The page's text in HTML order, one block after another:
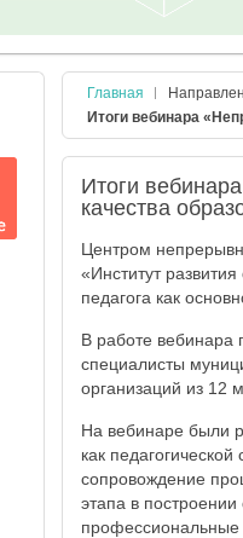
Главная
Итоги вебинара
Итоги
качества
Центром
«Институт
педагога как
В работе вебинара
специалисты
организаций из 12
На вебинаре были
как
сопровождение
этапа в
профессиональные